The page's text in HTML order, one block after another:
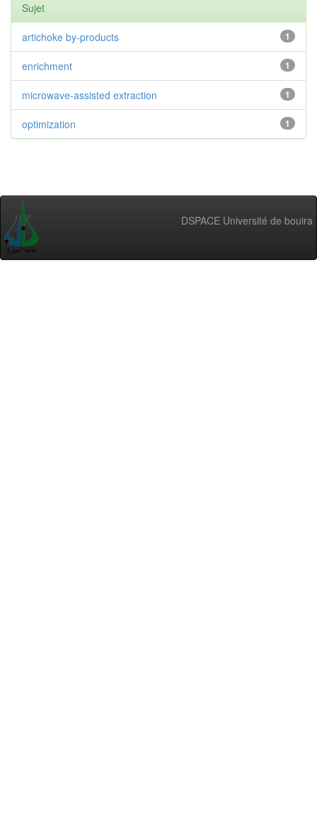
Sujet
1
artichoke by-products
1
enrichment
1
microwave-assisted extraction
1
optimization
DSPACE Université de bouira